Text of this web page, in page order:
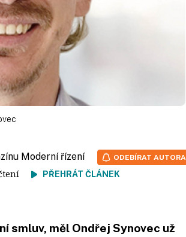
Moderní řízení
čtení PŘEHRÁT ČLÁNEK
ODEBÍRAT AUTORA
smluv, měl Ondřej Synovec už